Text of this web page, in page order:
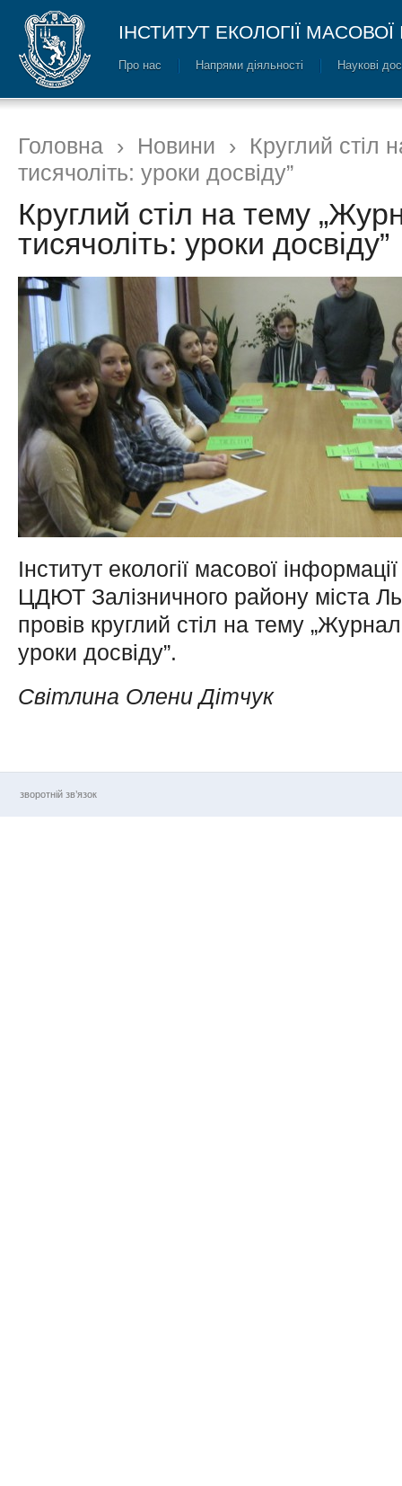
ІНСТИТУТ ЕКОЛОГІЇ МАСОВОЇ
Про нас Напрями діяльності Наукові
Головна › Новини ›
Круглий стіл
тисячоліть: уроки досвіду”
Круглий стіл на тему
тисячоліть: уроки досвіду”
Інститут екології масової
ЦДЮТ Залізничного району міста
провів круглий стіл на тему
уроки досвіду”.
Світлина Олени Дітчук
зворотній зв’язок